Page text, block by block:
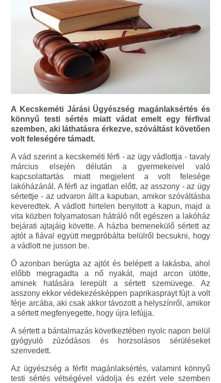
A Kecskeméti Járási Ügyészség magánlaksértés és
könnyű testi sértés miatt vádat emelt egy férfival
szemben, aki láthatásra érkezve, szóváltást követően
volt feleségére támadt.
A vád szerint a kecskeméti férfi - az ügy vádlottja - tavaly
március elsején délután a gyermekeivel való
kapcsolattartás miatt megjelent a volt felesége
lakóházánál. A férfi az ingatlan előtt, az asszony - az ügy
sértettje - az udvaron állt a kapuban, amikor szóváltásba
keveredtek. A vádlott hirtelen benyitott a kapun, majd a
vita közben folyamatosan hátráló nőt egészen a lakóház
bejárati ajtajáig követte. A házba bemenekülő sértett az
ajtót a fiával együtt megpróbálta belülről becsukni, hogy
a vádlott ne jusson be.
Ő azonban berúgta az ajtót és belépett a lakásba, ahol
előbb megragadta a nő nyakát, majd arcon ütötte,
aminek hatására lerepült a sértett szemüvege. Az
asszony ekkor védekezésképpen paprikasprayt fújt a volt
férje arcába, aki csak akkor távozott a helyszínről, amikor
a sértett megfenyegette, hogy újra lefújja.
A sértett a bántalmazás következtében nyolc napon belül
gyógyuló zúzódásos és horzsolásos sérüléseket
szenvedett.
Az ügyészség a férfit magánlaksértés, valamint könnyű
testi sértés vétségével vádolja és ezért vele szemben